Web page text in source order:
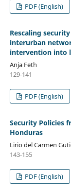
PDF (English)
Rescaling
interurban
intervention into
Anja Feth
129-141
PDF (English)
Security Policies
Honduras
Lirio del Carmen
143-155
PDF (English)